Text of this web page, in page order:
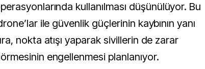
kullanılması düşünülüyor. Bu
ile güvenlik güçlerinin kaybının yanı
nokta atışı yaparak sivillerin de zarar
engellenmesi planlanıyor.